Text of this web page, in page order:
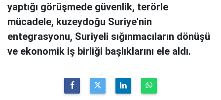
yaptığı görüşmede güvenlik, terörle
mücadele, kuzeydoğu Suriye'nin
entegrasyonu, Suriyeli sığınmacıların dönüşü
ve ekonomik iş birliği başlıklarını ele aldı.